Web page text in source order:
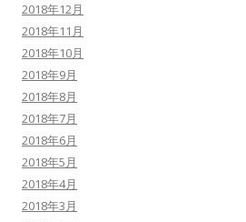
2018年12月
2018年11月
2018年10月
2018年9月
2018年8月
2018年7月
2018年6月
2018年5月
2018年4月
2018年3月